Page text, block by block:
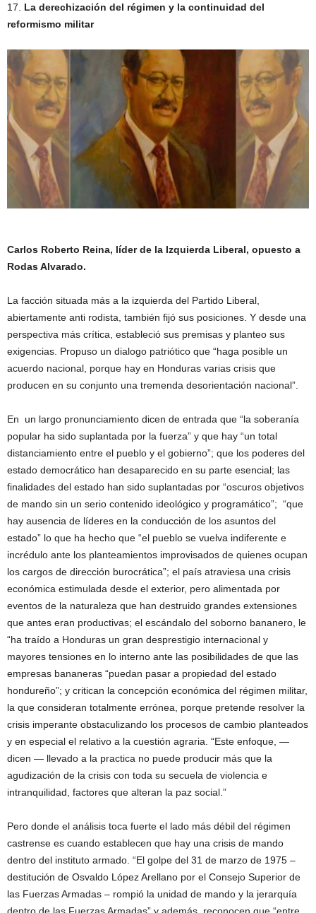
17. La derechización del régimen y la continuidad del
reformismo militar
Carlos Roberto Reina, líder de la Izquierda Liberal, opuesto a
Rodas Alvarado.
La facción situada más a la izquierda del Partido Liberal,
abiertamente anti rodista, también fijó sus posiciones. Y desde una
perspectiva más crítica, estableció sus premisas y planteo sus
exigencias. Propuso un dialogo patriótico que “haga posible un
acuerdo nacional, porque hay en Honduras varias crisis que
producen en su conjunto una tremenda desorientación nacional”.
En un largo pronunciamiento dicen de entrada que “la soberanía
popular ha sido suplantada por la fuerza” y que hay “un total
distanciamiento entre el pueblo y el gobierno”; que los poderes del
estado democrático han desaparecido en su parte esencial; las
finalidades del estado han sido suplantadas por “oscuros objetivos
de mando sin un serio contenido ideológico y programático”; “que
hay ausencia de líderes en la conducción de los asuntos del
estado” lo que ha hecho que “el pueblo se vuelva indiferente e
incrédulo ante los planteamientos improvisados de quienes ocupan
los cargos de dirección burocrática”; el país atraviesa una crisis
económica estimulada desde el exterior, pero alimentada por
eventos de la naturaleza que han destruido grandes extensiones
que antes eran productivas; el escándalo del soborno bananero, le
“ha traído a Honduras un gran desprestigio internacional y
mayores tensiones en lo interno ante las posibilidades de que las
empresas bananeras “puedan pasar a propiedad del estado
hondureño”; y critican la concepción económica del régimen militar,
la que consideran totalmente errónea, porque pretende resolver la
crisis imperante obstaculizando los procesos de cambio planteados
y en especial el relativo a la cuestión agraria. “Este enfoque, —
dicen — llevado a la practica no puede producir más que la
agudización de la crisis con toda su secuela de violencia e
intranquilidad, factores que alteran la paz social.”
Pero donde el análisis toca fuerte el lado más débil del régimen
castrense es cuando establecen que hay una crisis de mando
dentro del instituto armado. “El golpe del 31 de marzo de 1975 –
destitución de Osvaldo López Arellano por el Consejo Superior de
las Fuerzas Armadas – rompió la unidad de mando y la jerarquía
dentro de las Fuerzas Armadas” y además, reconocen que “entre